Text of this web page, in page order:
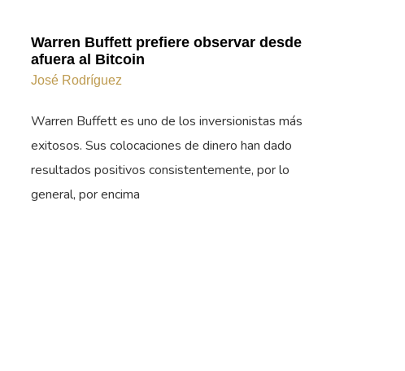
Warren Buffett prefiere observar desde
afuera al Bitcoin
José Rodríguez
Warren Buffett es uno de los inversionistas más
exitosos. Sus colocaciones de dinero han dado
resultados positivos consistentemente, por lo
general, por encima